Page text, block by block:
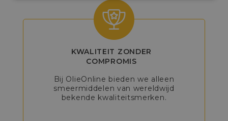
KWALITEIT ZONDER
COMPROMIS
Bij OlieOnline bieden we alleen
smeermiddelen van wereldwijd
bekende kwaliteitsmerken.